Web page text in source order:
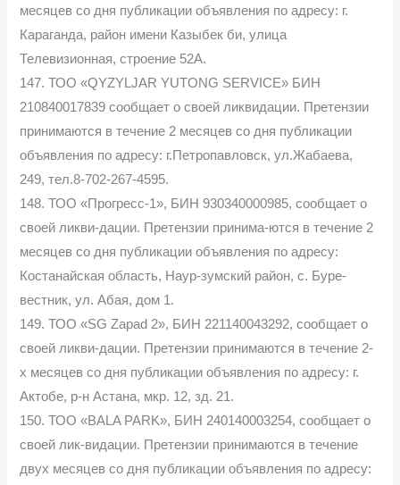
месяцев со дня публикации объявления по адресу: г.
Караганда, район имени Казыбек би, улица
Телевизионная, строение 52А.
147. ТОО «QYZYLJAR YUTONG SERVICE» БИН
210840017839 сообщает о своей ликвидации. Претензии
принимаются в течение 2 месяцев со дня публикации
объявления по адресу: г.Петропавловск, ул.Жабаева,
249, тел.8-702-267-4595.
148. ТОО «Прогресс-1», БИН 930340000985, сообщает о
своей ликви-дации. Претензии принима-ются в течение 2
месяцев со дня публикации объявления по адресу:
Костанайская область, Наур-зумский район, с. Буре-
вестник, ул. Абая, дом 1.
149. ТОО «SG Zapad 2», БИН 221140043292, сообщает о
своей ликви-дации. Претензии принимаются в течение 2-
х месяцев со дня публикации объявления по адресу: г.
Актобе, р-н Астана, мкр. 12, зд. 21.
150. ТОО «BALA PARK», БИН 240140003254, сообщает о
своей лик-видации. Претензии принимаются в течение
двух месяцев со дня публикации объявления по адресу: